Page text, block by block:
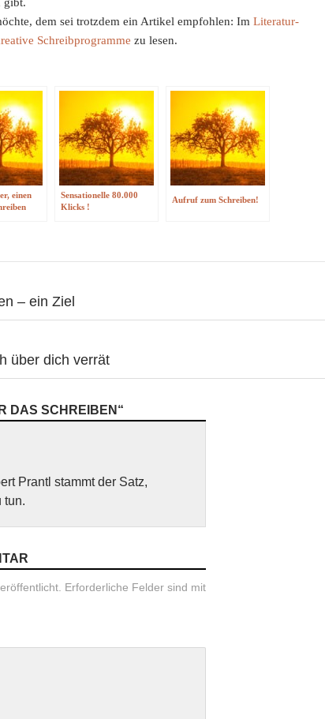
dem sei trotzdem ein Artikel empfohlen: Im Literatur-
Schreibprogramme zu lesen.
einen
Sensationelle 80.000
Klicks !
Aufruf zum Schreiben!
– ein Ziel
über dich verrät
DAS SCHREIBEN“
Prantl stammt der Satz,
tun.
Erforderliche Felder sind mit